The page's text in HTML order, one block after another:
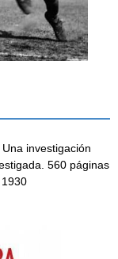
investigación
560 páginas